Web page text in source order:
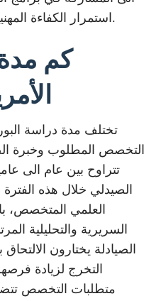
استمرار الكفاءة المهنية بعد الحصول على الاعتماد.
كم
تختلف مدة دراسة
التخصص المطلوب وخبرة
تتراوح بين عام الى
الصيدلي خلال هذه
العلمي المتخصص،
السريرية والتحليلية
الصيادلة يختارون
التخرج لزيادة
متطلبات التخصص